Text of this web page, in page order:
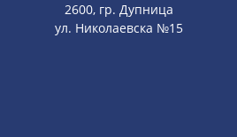
2600, гр. Дупница
ул. Николаевска №15